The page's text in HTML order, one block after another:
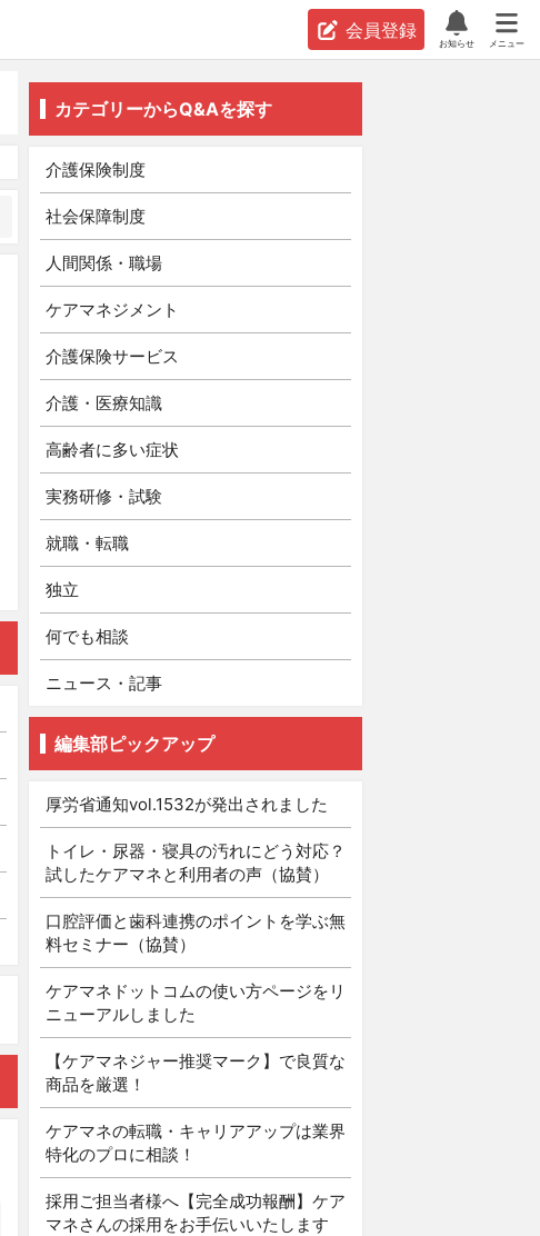
会員登録
お知らせ メニュー
カテゴリーからQ&Aを探す
介護保険制度
社会保障制度
人間関係・職場
ケアマネジメント
介護保険サービス
介護・医療知識
高齢者に多い症状
実務研修・試験
就職・転職
独立
何でも相談
ニュース・記事
編集部ピックアップ
厚労省通知vol.1532が発出されました
トイレ・尿器・寝具の汚れにどう対応？
試したケアマネと利用者の声（協賛）
口腔評価と歯科連携のポイントを学ぶ無
料セミナー（協賛）
ケアマネドットコムの使い方ページをリ
ニューアルしました
【ケアマネジャー推奨マーク】で良質な
商品を厳選！
ケアマネの転職・キャリアアップは業界
特化のプロに相談！
採用ご担当者様へ【完全成功報酬】ケア
マネさんの採用をお手伝いいたします